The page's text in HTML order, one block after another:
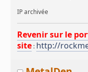
IP archivée
Revenir sur le
site : http://